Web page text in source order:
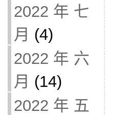
2022 年 七
月 (4)
2022 年 六
月 (14)
2022 年 五